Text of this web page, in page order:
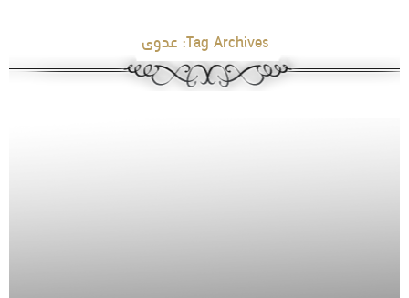
Tag Archives: عدوى